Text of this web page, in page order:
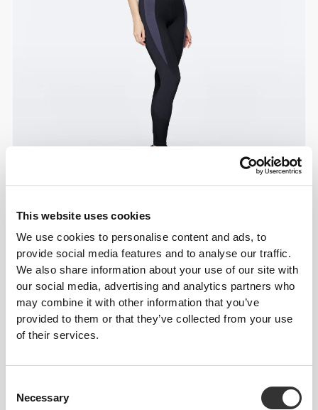
This website uses cookies
We use cookies to personalise content and ads, to
provide social media features and to analyse our traffic.
We also share information about your use of our site with
our social media, advertising and analytics partners who
may combine it with other information that you’ve
provided to them or that they’ve collected from your use
of their services.
Selection
Necessary